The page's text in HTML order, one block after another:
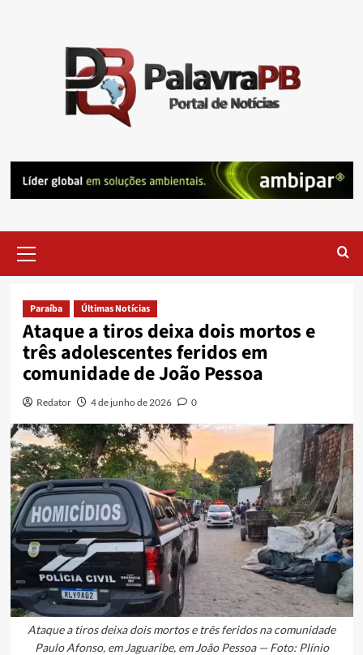
Menu
Paraíba Últimas Notícias
Ataque a tiros deixa dois mortos e
três adolescentes feridos em
comunidade de João Pessoa
Redator 4 de junho de 2026 0
Ataque a tiros deixa dois mortos e três feridos na comunidade
Paulo Afonso, em Jaguaribe, em João Pessoa — Foto: Plínio